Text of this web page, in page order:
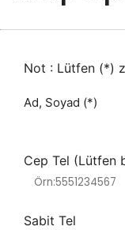
Not : Lütfen (*)
Ad, Soyad (*)
Cep Tel (Lütfen
Sabit Tel